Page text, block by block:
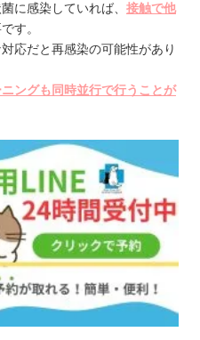
に感染していれば、 接触で他
す。
応だと再感染の可能性があり
ングも同時並行で行うことが